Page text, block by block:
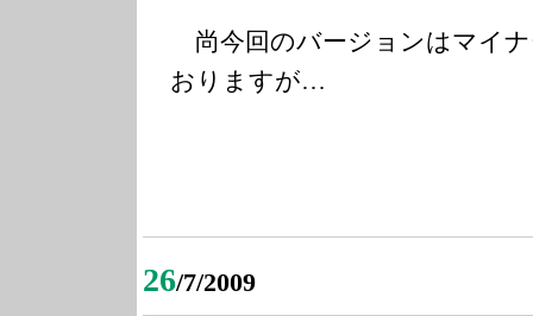
尚今回のバージョンはマイ
おりますが…
26/7/2009